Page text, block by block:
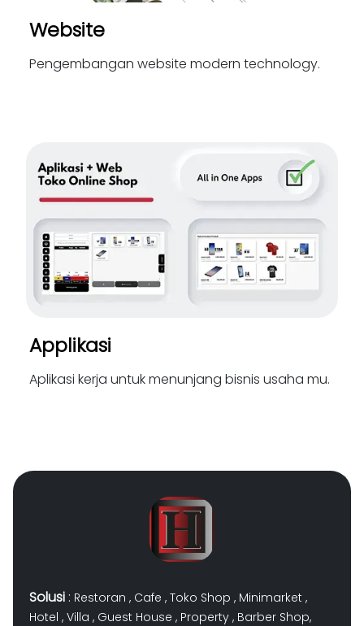
Website
Pengembangan website modern technology.
Applikasi
Aplikasi kerja untuk menunjang bisnis usaha mu.
Solusi : Restoran , Cafe , Toko Shop , Minimarket ,
Hotel , Villa , Guest House , Property , Barber Shop,